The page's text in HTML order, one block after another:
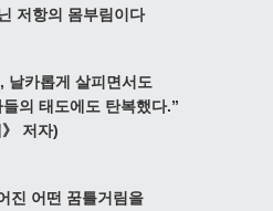
저항의 몸부림이다
, 날카롭게 살피면서도
의 태도에도 탄복했다.”
》 저자)
진 어떤 꿈틀거림을